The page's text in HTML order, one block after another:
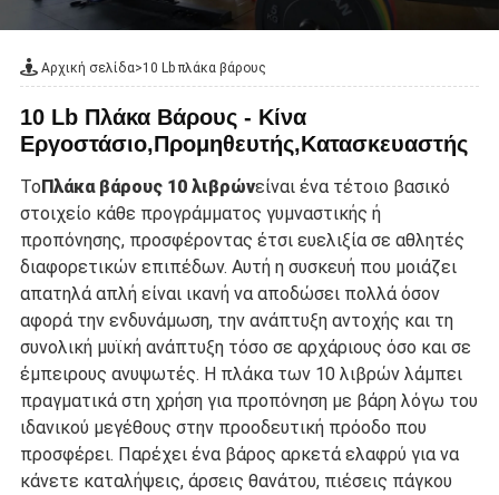
Αρχική σελίδα>10 Lb πλάκα βάρους
10 Lb Πλάκα Βάρους - Κίνα
Εργοστάσιο,Προμηθευτής,Κατασκευαστής
ΤοΠλάκα βάρους 10 λιβρώνείναι ένα τέτοιο βασικό
στοιχείο κάθε προγράμματος γυμναστικής ή
προπόνησης, προσφέροντας έτσι ευελιξία σε αθλητές
διαφορετικών επιπέδων. Αυτή η συσκευή που μοιάζει
απατηλά απλή είναι ικανή να αποδώσει πολλά όσον
αφορά την ενδυνάμωση, την ανάπτυξη αντοχής και τη
συνολική μυϊκή ανάπτυξη τόσο σε αρχάριους όσο και σε
έμπειρους ανυψωτές. Η πλάκα των 10 λιβρών λάμπει
πραγματικά στη χρήση για προπόνηση με βάρη λόγω του
ιδανικού μεγέθους στην προοδευτική πρόοδο που
προσφέρει. Παρέχει ένα βάρος αρκετά ελαφρύ για να
κάνετε καταλήψεις, άρσεις θανάτου, πιέσεις πάγκου